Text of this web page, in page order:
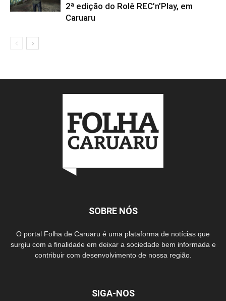
2ª edição do Rolê REC’n’Play, em
Caruaru
SOBRE NÓS
O portal Folha de Caruaru é uma plataforma de notícias que
surgiu com a finalidade em deixar a sociedade bem informada e
contribuir com desenvolvimento de nossa região.
SIGA-NOS